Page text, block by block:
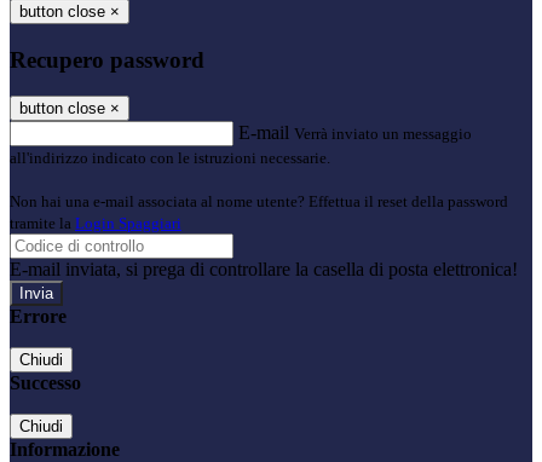
button close ×
Recupero password
button close ×
E-mail Verrà inviato un messaggio
all'indirizzo indicato con le istruzioni necessarie.
Non hai una e-mail associata al nome utente? Effettua il reset della password
tramite la Login Spaggiari
E-mail inviata, si prega di controllare la casella di posta elettronica!
Errore
Chiudi
Successo
Chiudi
Informazione